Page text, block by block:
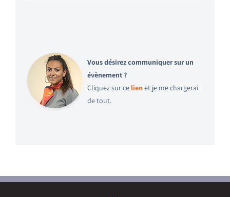
Vous désirez communiquer sur un
évènement ?
Cliquez sur ce lien et je me chargerai
de tout.